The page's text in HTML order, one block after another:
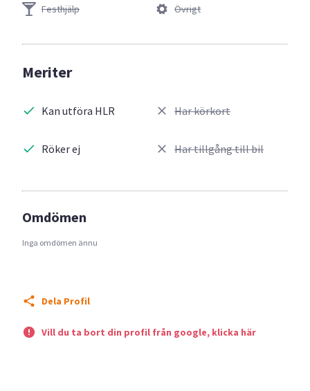
Festhjälp
Övrigt
Meriter
Kan utföra HLR
Röker ej
Har körkort
Har tillgång till bil
Omdömen
Inga omdömen ännu
Dela Profil
Vill du ta bort din profil från google, klicka här